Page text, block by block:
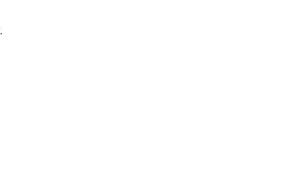
&. قرآن شناخت، 6 (۱۲)، صص 41-62.